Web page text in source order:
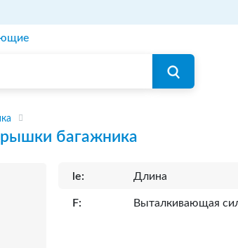
багажника
le: Длина
F: Выталкивающая